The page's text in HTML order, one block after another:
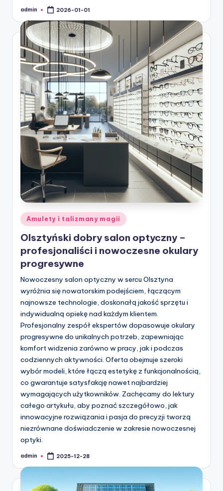
Posted
admin 2026-01-01
Posted
in
Amulety i talizmany magii
Olsztyński dobry salon optyczny –
profesjonaliści i nowoczesne okulary
progresywne
Nowoczesny salon optyczny w sercu Olsztyna
wyróżnia się nowatorskim podejściem, łączącym
najnowsze technologie, doskonałą jakość sprzętu i
indywidualną opiekę nad każdym klientem.
Profesjonalny zespół ekspertów dopasowuje okulary
progresywne do unikalnych potrzeb, zapewniając
komfort widzenia zarówno w pracy, jak i podczas
codziennych aktywności. Oferta obejmuje szeroki
wybór modeli, które łączą estetykę z funkcjonalnością,
co gwarantuje satysfakcję nawet najbardziej
wymagających użytkowników. Zachęcamy do lektury
całego artykułu, aby poznać szczegółowo, jak
innowacyjne rozwiązania i pasja do precyzji tworzą
niezrównane doświadczenie w zakresie nowoczesnej
optyki.
Posted
admin 2025-12-28